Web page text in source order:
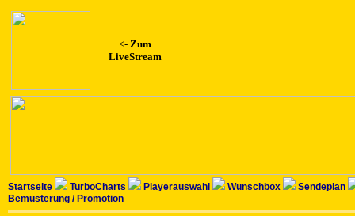
<- Zum
LiveStream
Startseite TurboCharts Playerauswahl Wunschbox
Sendeplan
Bemusterung / Promotion